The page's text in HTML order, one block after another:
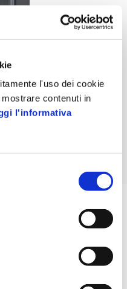
l'uso dei cookie
contenuti in
l'informativa
abbinare fino a 4 Smart